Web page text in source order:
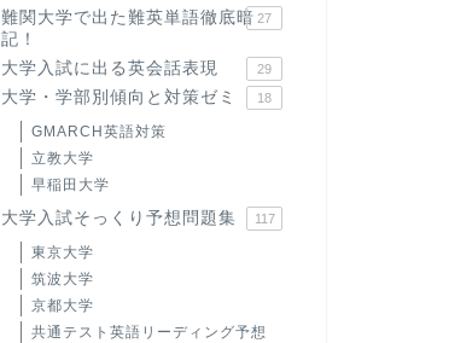
難関大学で出た難英単語徹底暗
記！
27
大学入試に出る英会話表現 29
大学・学部別傾向と対策ゼミ 18
GMARCH英語対策
立教大学
早稲田大学
大学入試そっくり予想問題集 117
東京大学
筑波大学
京都大学
共通テスト英語リーディング予想